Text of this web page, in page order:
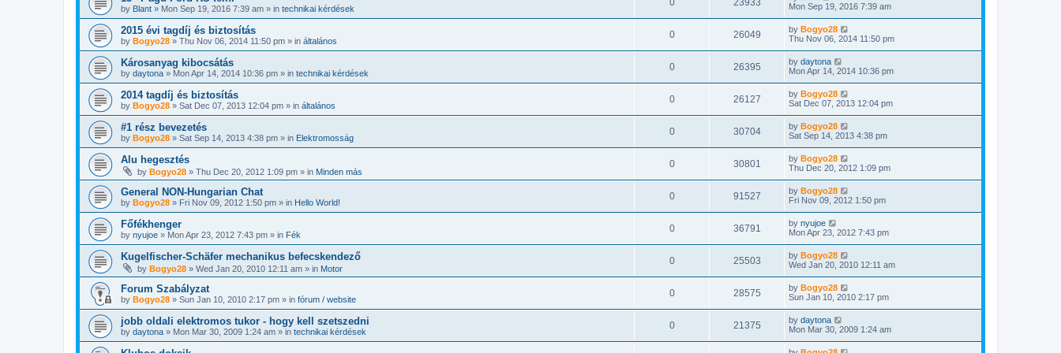
by Blant » Mon Sep 19, 2016 7:39 am » in technikai kérdések
0 23933
Mon Sep 19, 2016 7:39 am
2015 évi tagdíj és biztosítás
by Bogyo28 » Thu Nov 06, 2014 11:50 pm » in általános
0 26049 by Bogyo28
Thu Nov 06, 2014 11:50 pm
Károsanyag kibocsátás
by daytona » Mon Apr 14, 2014 10:36 pm » in technikai kérdések
0 26395 by daytona
Mon Apr 14, 2014 10:36 pm
2014 tagdíj és biztosítás
by Bogyo28 » Sat Dec 07, 2013 12:04 pm » in általános
0 26127 by Bogyo28
Sat Dec 07, 2013 12:04 pm
#1 rész bevezetés
by Bogyo28 » Sat Sep 14, 2013 4:38 pm » in Elektromosság
0 30704 by Bogyo28
Sat Sep 14, 2013 4:38 pm
Alu hegesztés
by Bogyo28 » Thu Dec 20, 2012 1:09 pm » in Minden más
0 30801 by Bogyo28
Thu Dec 20, 2012 1:09 pm
General NON-Hungarian Chat
by Bogyo28 » Fri Nov 09, 2012 1:50 pm » in Hello World!
0 91527 by Bogyo28
Fri Nov 09, 2012 1:50 pm
Főfékhenger
by nyujoe » Mon Apr 23, 2012 7:43 pm » in Fék
0 36791 by nyujoe
Mon Apr 23, 2012 7:43 pm
Kugelfischer-Schäfer mechanikus befecskendező
by Bogyo28 » Wed Jan 20, 2010 12:11 am » in Motor
0 25503 by Bogyo28
Wed Jan 20, 2010 12:11 am
Forum Szabályzat
by Bogyo28 » Sun Jan 10, 2010 2:17 pm » in fórum / website
0 28575 by Bogyo28
Sun Jan 10, 2010 2:17 pm
jobb oldali elektromos tukor - hogy kell szetszedni
by daytona » Mon Mar 30, 2009 1:24 am » in technikai kérdések
0 21375 by daytona
Mon Mar 30, 2009 1:24 am